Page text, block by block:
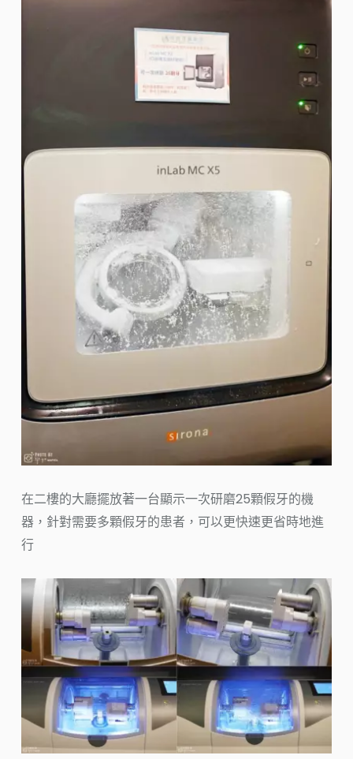
在二樓的大廳擺放著一台顯示一次研磨25顆假牙的機
器，針對需要多顆假牙的患者，可以更快速更省時地進
行